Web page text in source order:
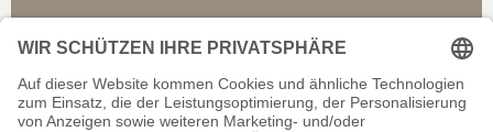
So erreichen Sie uns
Rechtliches